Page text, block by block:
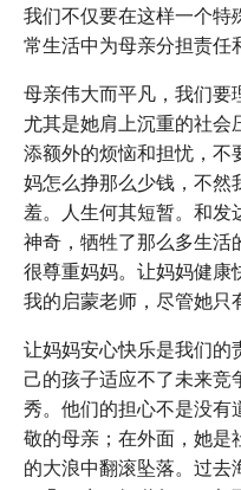
我们不仅要在这样一个特
常生活中为母亲分担责任
母亲伟大而平凡，我们要
尤其是她肩上沉重的社
添额外的烦恼和担忧，不
妈怎么挣那么少钱，不然
羞。人生何其短暂。和发
神奇，牺牲了那么多生活
很尊重妈妈。让妈妈健康
我的启蒙老师，尽管她只
让妈妈安心快乐是我们的
己的孩子适应不了未来
秀。他们的担心不是没有
敬的母亲；在外面，她是
的大浪中翻滚坠落。过